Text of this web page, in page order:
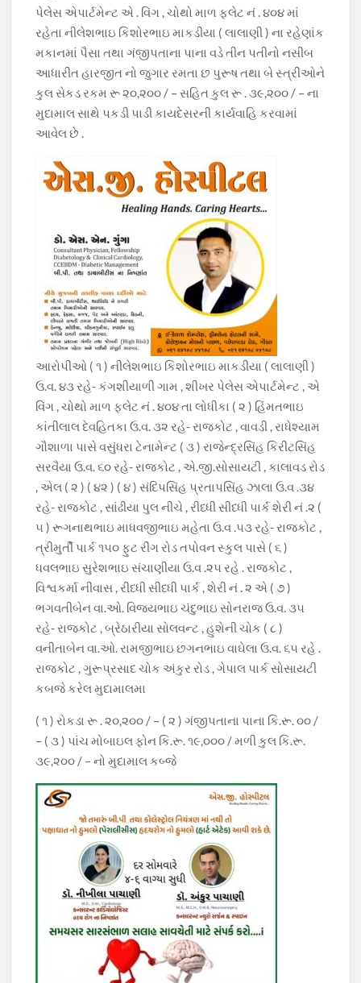
પેલેસ એપાર્ટમેન્ટ એ . વિંગ , ચોથો માળ ફ્લેટ નં . ૪૦૪ માં
રહેતા નીલેશભાઇ કિશોરભાઇ માકડીયા ( લાલાણી ) ના રહેણાંક
મકાનમાં પૈસા તથા ગંજીપતાના પાના વડે તીન પતીનો નસીબ
આધારીત હારજીત નો જુગાર રમતા છ પુરૂષ તથા બે સ્ત્રીઓને
કુલ સેકડ રકમ રૂ ૨૦,૨૦૦ / – સહિત કુલ રૂ . ૩૯,૨૦૦ / – ના
મુદામાલ સાથે પકડી પાડી કાયદેસરની કાર્યવાહિ કરવામાં
આવેલ છે .
આરોપીઓ ( ૧ ) નીલેશભાઇ કિશોરભાઇ માકડીયા ( લાલાણી )
ઉ.વ. ૪૩ રહે- કંગશીયાળી ગામ , શીખર પેલેસ એપાર્ટમેન્ટ , એ
વિંગ , ચોથો માળ ફ્લેટ નં . ૪૦૪ તા લોધીકા ( ૨ ) હિંમતભાઇ
કાંતીલાલ દેવહિતકા ઉ.વ. ૩૨ રહે- રાજકોટ , વાવડી , રાધેશ્યામ
ગૌશાળા પાસે વસુંધરા ટેનામેન્ટ ( ૩ ) રાજેન્દ્રસિંહ કિરીટસિંહ
સરવૈયા ઉ.વ. ૬૦ રહે- રાજકોટ , એ.જી.સોસાયટી , કાલાવડ રોડ
, એલ ( ૨ ) ( ૪૨ ) ( ૪ ) સંદિપસિંહ પ્રતાપસિંહ ઝાલા ઉ.વ .૩૪
રહે- રાજકોટ , સાંઢીયા પુલ નીચે , રીધ્ધી સીધ્ધી પાર્ક શેરી નં .૨ (
૫ ) રૂગનાથભાઇ માધવજીભાઇ મહેતા ઉ.વ .૫૩ રહે- રાજકોટ ,
ત્રીમુર્તી પાર્ક ૧૫૦ ફુટ રીંગ રોડ તપોવન સ્કુલ પાસે ( ૬ )
ધવલભાઇ સુરેશભાઇ સંચાણીયા ઉ.વ .૨૫ રહે . રાજકોટ ,
વિશ્વકર્મા નીવાસ , રીધ્ધી સીધ્ધી પાર્ક , શેરી નં . ૨ એ ( ૭ )
ભગવતીબેન વા.ઓ. વિજયભાઇ ચંદુભાઇ સોનરાજ ઉ.વ. ૩૫
રહે- રાજકોટ , બ્રેઠારીયા સોલવન્ટ , હુશેની ચોક ( ૮ )
વનીતાબેન વા.ઓ. રામજીભાઇ છગનભાઇ વાઘેલા ઉ.વ. ૬૫ રહે .
રાજકોટ , ગુરૂપ્રસાદ ચોક અંકુર રોડ , ગેપાલ પાર્ક સોસાયટી
કબજે કરેલ મુદામાલમા
( ૧ ) રોકડા રૂ . ૨૦,૨૦૦ / – ( ૨ ) ગંજીપતાના પાના કિ.રૂ. ૦૦ /
– ( ૩ ) પાંચ મોબાઇલ ફોન કિ.રૂ. ૧૯,૦૦૦ / મળી કુલ કિ.રૂ.
૩૯,૨૦૦ / – નો મુદામાલ કબ્જે